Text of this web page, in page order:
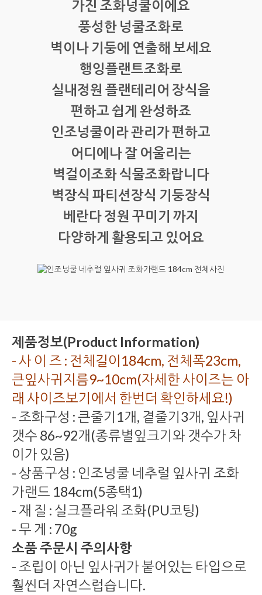
가진 조화넝쿨이에요
풍성한 넝쿨조화로
벽이나 기둥에 연출해 보세요
행잉플랜트조화로
실내정원 플랜테리어 장식을
편하고 쉽게 완성하죠
인조넝쿨이라 관리가 편하고
어디에나 잘 어울리는
벽걸이조화 식물조화랍니다
벽장식 파티션장식 기둥장식
베란다 정원 꾸미기 까지
다양하게 활용되고 있어요
제품정보(Product Information)
- 사 이 즈 : 전체길이184cm, 전체폭23cm,
큰잎사귀지름9~10cm(자세한 사이즈는 아
래 사이즈보기에서 한번더 확인하세요!)
- 조화구성 : 큰줄기1개, 곁줄기3개, 잎사귀
갯수 86~92개(종류별잎크기와 갯수가 차
이가 있음)
- 상품구성 : 인조넝쿨 네추럴 잎사귀 조화
가랜드 184cm(5종택1)
- 재 질 : 실크플라워 조화(PU코팅)
- 무 게 : 70g
소품 주문시 주의사항
- 조립이 아닌 잎사귀가 붙어있는 타입으로
훨씬더 자연스럽습니다.